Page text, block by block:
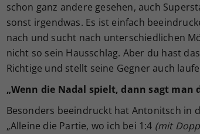
schon ganz andere gesehen, auch
sonst irgendwas. Es ist einfach
nach und sucht nach unterschiedlichen
nicht so sein Hausschlag. Aber du hast
Richtige und stellt seine Gegner auch
„Wenn die Nadal spielt, dann sagt man
Besonders beeindruckt hat Antonitsch in
„Alleine die Partie, wo ich bei 1:4 (mit